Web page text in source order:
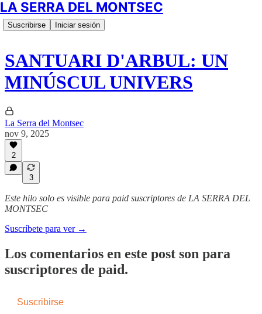
LA SERRA DEL MONTSEC
Suscribirse Iniciar sesión
SANTUARI D'ARBUL: UN
MINÚSCUL UNIVERS
La Serra del Montsec
nov 9, 2025
2
3
Este hilo solo es visible para paid suscriptores de LA SERRA DEL
MONTSEC
Suscríbete para ver →
Los comentarios en este post son para
suscriptores de paid.
Suscribirse